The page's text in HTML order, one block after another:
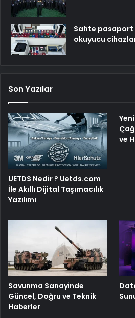
Sahte
okuyucu
Son Yazılar
UETDS Nedir ? Uetds.com
İle Akıllı Dijital Taşımacılık
Yazılımı
ve
Savunma Sanayinde
Güncel, Doğru ve Teknik
Haberler